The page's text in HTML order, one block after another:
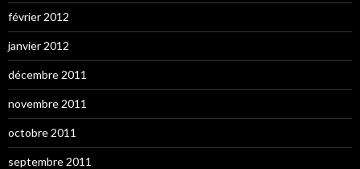
février 2012
janvier 2012
décembre 2011
novembre 2011
octobre 2011
septembre 2011